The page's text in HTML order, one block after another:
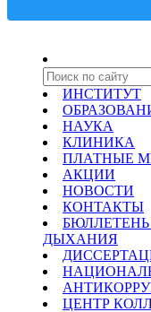
ИНСТИТУТ
НАУКА
КЛИНИКА
ПЛАТНЫЕ
АКЦИИ
НОВОСТИ
КОНТАКТЫ
ДЫХАНИЯ
ЦЕНТР